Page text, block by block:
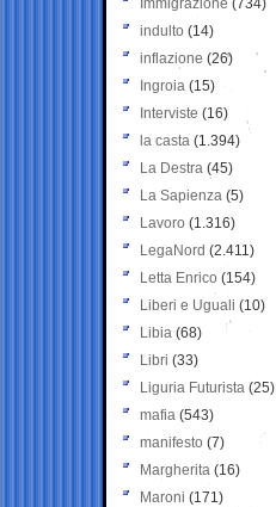
Immigrazione (734)
indulto (14)
inflazione (26)
Ingroia (15)
Interviste (16)
la casta (1.394)
La Destra (45)
La Sapienza (5)
Lavoro (1.316)
LegaNord (2.411)
Letta Enrico (154)
Liberi e Uguali (10)
Libia (68)
Libri (33)
Liguria Futurista (25)
mafia (543)
manifesto (7)
Margherita (16)
Maroni (171)